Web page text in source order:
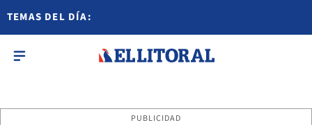
TEMAS DEL DÍA:
PUBLICIDAD